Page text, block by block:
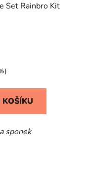
Set Rainbro Kit
sponek